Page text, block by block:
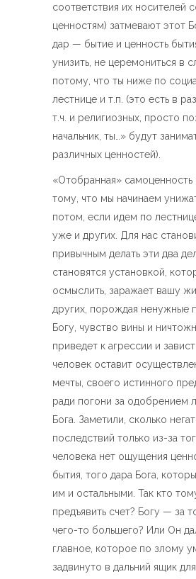
соответствия их носителей
ценностям) затмевают этот
дар — бытие и ценность
унизить, не церемониться в
потому, что ты ниже по
лестнице и т.п. (это есть в
т.ч. и религиозных, просто
начальник, ты…» будут
различных ценностей).
«Отобранная» самоценность
тому, что мы начинаем
потом, если идем по
уже и других. Для нас
привычным делать эти два
становятся установкой,
осмыслить, заражает вашу
других, порождая ненужные
Богу, чувство вины и
приведет к агрессии и
человек оставит
мечты, своего истинного
ради погони за одобрением
Бога. Заметили, сколько
последствий только из-за
человека нет ощущения
бытия, того дара Бога,
им и остальными. Так кто
предъявить счет? Богу — за
чего-то большего? Или Он
главное, которое по злому
задвинуто в дальний ящик